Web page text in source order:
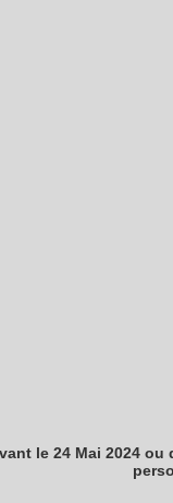
le 24 Mai 2024